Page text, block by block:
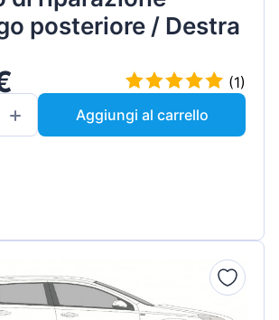
posteriore / Destra
(1)
Aggiungi al carrello